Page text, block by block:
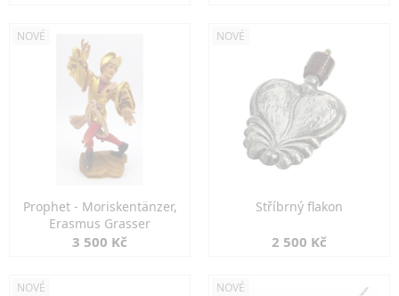
NOVÉ
Prophet - Moriskentänzer,
Erasmus Grasser
3 500 Kč
NOVÉ
Stříbrný flakon
2 500 Kč
NOVÉ NOVÉ